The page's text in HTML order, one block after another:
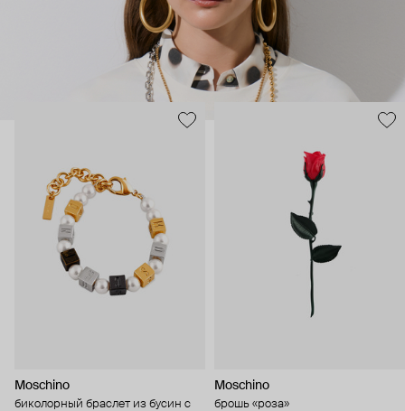
Moschino
биколорный браслет из бусин с
Moschino
брошь «роза»